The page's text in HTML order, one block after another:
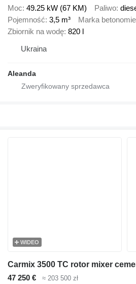
Moc 49.25 kW (67 KM) Paliwo
Pojemność 3,5 m³ Marka
Zbiornik na wodę 820 l
Ukraina
Aleanda
WIDEO
Carmix 3500 TC rotor mixer
47 250 €
≈ 203 500 zł